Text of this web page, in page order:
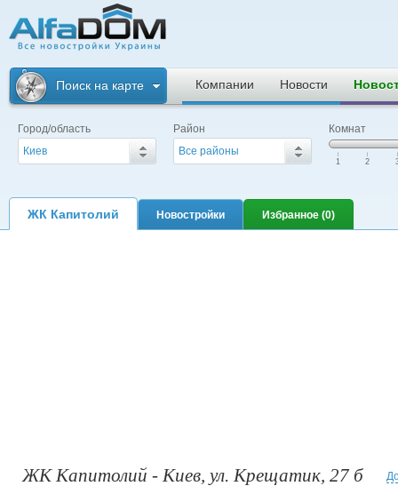
новостройки
Украины
Поиск на карте Компании Новости
Город/область
Киев
Район
Все районы
Комнат
|
1
|
2
|
ЖК Капитолий Новостройки Избранное (0)
ЖК Капитолий - Киев, ул. Крещатик, 27 б